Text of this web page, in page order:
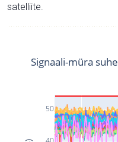
satelliite.
50
Signaali-müra suhe